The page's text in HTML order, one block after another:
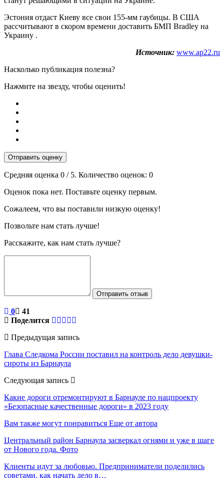
Эстония отдаст Киеву все свои 155-мм гаубицы. В США
рассчитывают в скором времени доставить БМП Bradley на
Украину .
Источник: www.ap22.ru
Насколько публикация полезна?
Нажмите на звезду, чтобы оценить!
Отправить оценку
Средняя оценка 0 / 5. Количество оценок: 0
Оценок пока нет. Поставьте оценку первым.
Сожалеем, что вы поставили низкую оценку!
Позвольте нам стать лучше!
Расскажите, как нам стать лучше?
Отправить отзыв
0
41
Поделится
Предыдущая запись
Глава Следкома России поставил на контроль дело девушки-
сироты из Барнаула
Следующая запись
Какие дороги отремонтируют в Барнауле по нацпроекту
«Безопасные качественные дороги» в 2023 году
Вам также могут понравиться Еще от автора
Центральный район Барнаула засверкал огнями и уже в шаге
от Нового года. Фото
Клиенты идут за любовью. Предприниматели поделились
советами, как начать дело в…